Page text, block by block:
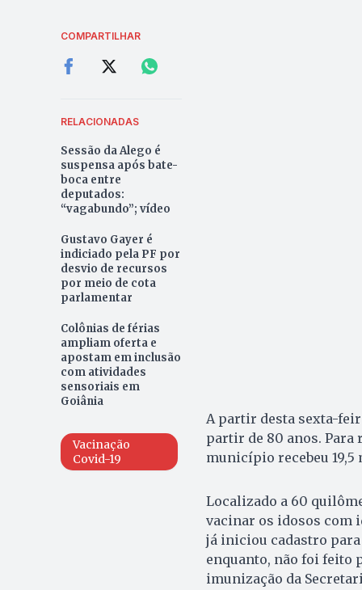
COMPARTILHAR
RELACIONADAS
Sessão da Alego é
suspensa após bate-
boca entre
deputados:
“vagabundo”; vídeo
Gustavo Gayer é
indiciado pela PF por
desvio de recursos
por meio de cota
parlamentar
Colônias de férias
ampliam oferta e
apostam em inclusão
com atividades
sensoriais em
Goiânia
Vacinação
Covid-19
A partir desta sexta-
partir de 80 anos. Para
município recebeu
Localizado a 60
vacinar os idosos com
já iniciou cadastro para
enquanto, não foi feito
imunização da